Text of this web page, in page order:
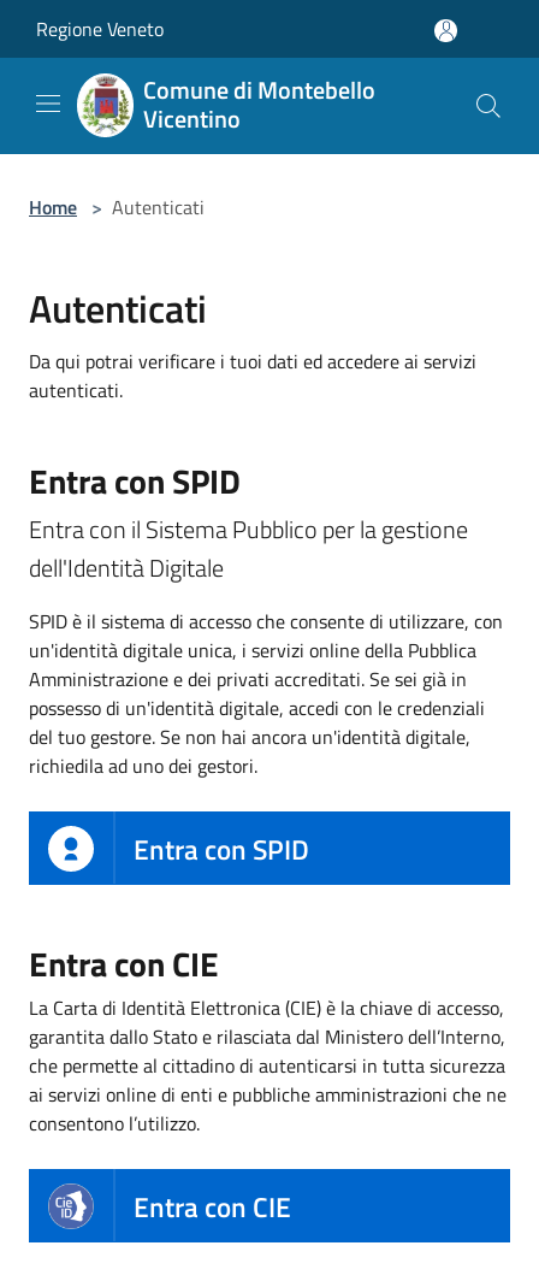
Regione Veneto
Comune di Montebello
Vicentino
Home > Autenticati
Autenticati
Da qui potrai verificare i tuoi dati ed accedere ai servizi
autenticati.
Entra con SPID
Entra con il Sistema Pubblico per la gestione
dell'Identità Digitale
SPID è il sistema di accesso che consente di utilizzare, con
un'identità digitale unica, i servizi online della Pubblica
Amministrazione e dei privati accreditati. Se sei già in
possesso di un'identità digitale, accedi con le credenziali
del tuo gestore. Se non hai ancora un'identità digitale,
richiedila ad uno dei gestori.
Entra con SPID
Entra con CIE
La Carta di Identità Elettronica (CIE) è la chiave di accesso,
garantita dallo Stato e rilasciata dal Ministero dell’Interno,
che permette al cittadino di autenticarsi in tutta sicurezza
ai servizi online di enti e pubbliche amministrazioni che ne
consentono l’utilizzo.
Entra con CIE